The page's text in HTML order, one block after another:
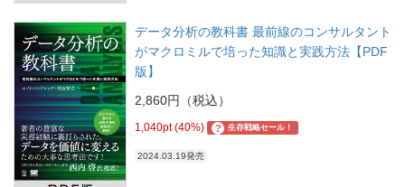
データ分析の教科書 最前線のコンサルタント
がマクロミルで培った知識と実践方法【PDF
版】
2,860円（税込）
1,040pt (40%) ? 生存戦略セール！
2024.03.19発売